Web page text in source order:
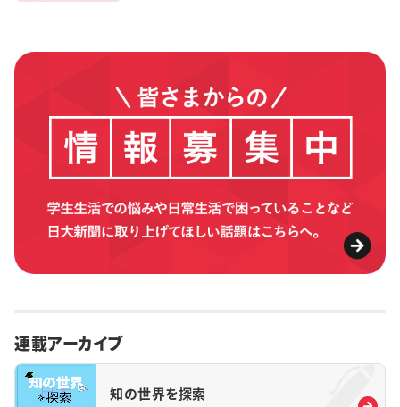
連載アーカイブ
知の世界を探索